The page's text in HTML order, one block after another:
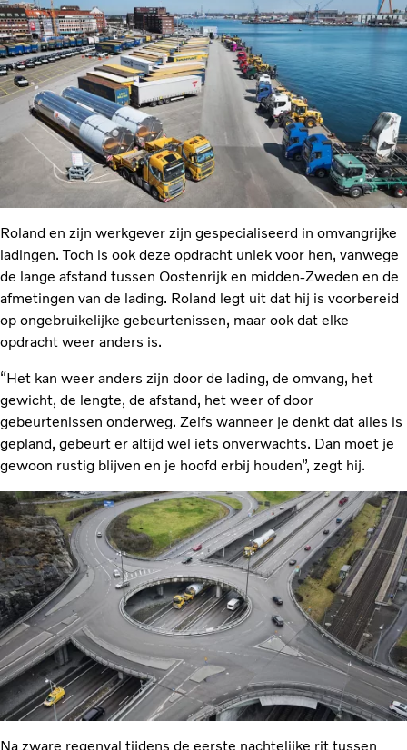
Roland en zijn werkgever zijn gespecialiseerd in omvangrijke
ladingen. Toch is ook deze opdracht uniek voor hen, vanwege
de lange afstand tussen Oostenrijk en midden-Zweden en de
afmetingen van de lading. Roland legt uit dat hij is voorbereid
op ongebruikelijke gebeurtenissen, maar ook dat elke
opdracht weer anders is.
“Het kan weer anders zijn door de lading, de omvang, het
gewicht, de lengte, de afstand, het weer of door
gebeurtenissen onderweg. Zelfs wanneer je denkt dat alles is
gepland, gebeurt er altijd wel iets onverwachts. Dan moet je
gewoon rustig blijven en je hoofd erbij houden”, zegt hij.
Na zware regenval tijdens de eerste nachtelijke rit tussen